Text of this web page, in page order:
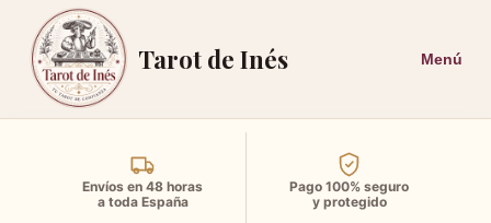
Tarot de Inés
Envíos en 48 horas
a toda España
Pago 100% seguro
y protegido